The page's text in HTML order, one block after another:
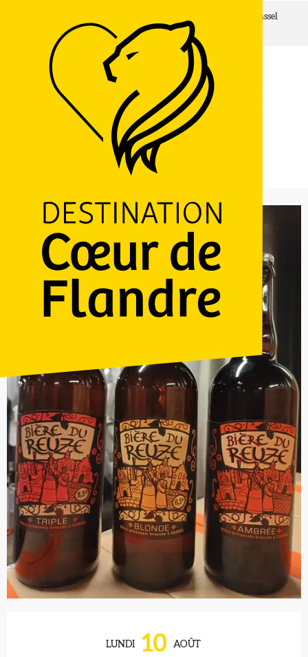
LOGO
Les lundis du CHIC : le patrimoine brassicole de Cassel
Lundi 10 août à 17:00
Les lundis du CHIC : le patrimoine brassicole de Cassel
BIÈRE - ZYTHOLOGIE HISTORIQUE PATRIMOINE VISITE GUIDÉE
23 Grand' Place, 59670 Cassel
Ajouter aux favoris
LUNDI 10 AOÛT